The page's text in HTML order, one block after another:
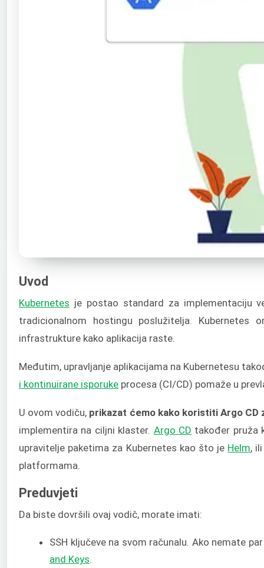
Uvod
Kubernetes je postao standard za implementaciju
tradicionalnom hostingu poslužitelja. Kubernetes
infrastrukture kako aplikacija raste.
Međutim, upravljanje aplikacijama na Kubernetesu
i kontinuirane isporuke procesa (CI/CD) pomaže u
U ovom vodiču, prikazat ćemo kako koristiti Argo
implementira na ciljni klaster. Argo CD također pruža
upravitelje paketima za Kubernetes kao što je Helm,
platformama.
Preduvjeti
Da biste dovršili ovaj vodič, morate imati:
SSH ključeve na svom računalu. Ako nemate
and Keys.